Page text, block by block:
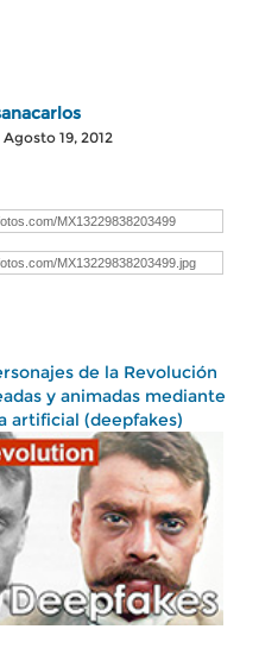
19, 2012
de la Revolución
y animadas mediante
artificial (deepfakes)